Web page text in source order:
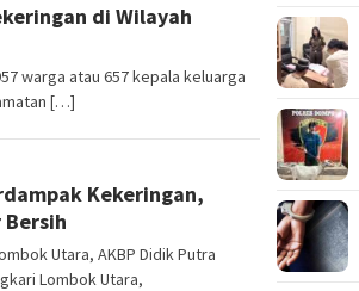
di Wilayah
warga atau 657 kepala keluarga
[…]
Kekeringan,
Bersih
Utara, AKBP Didik Putra
Lombok Utara,